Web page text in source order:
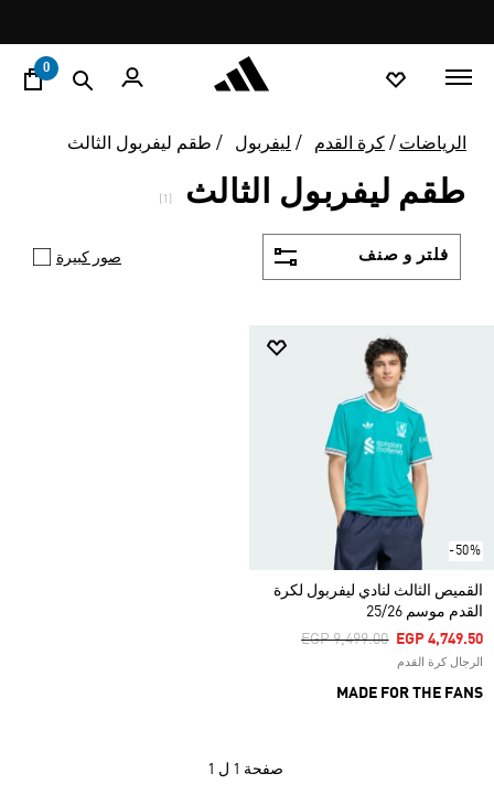
promotion
rotation
0
الرياضات كرة القدم ليفربول طقم ليفربول الثالث
طقم ليفربول الثالث
فلتر و صنف صور كبيرة
-50%
القميص الثالث لنادي ليفربول لكرة
القدم موسم 25/26
Price Reduced From
EGP 9,499.00ToEGP 4,749.50
الرجال كرة القدم
MADE FOR THE FANS
صفحة 1 ل 1